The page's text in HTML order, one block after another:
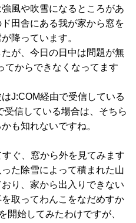
風や吹雪になるところがあ
田舎にある我が家から窓を
降っています。
が、今日の日中は問題が無
てからできなくなってます
J:COM経由で受信している
信している場合は、そちら
も知れないですね。
ぐ、窓から外を見てみます
た除雪によって積まれた山
り、家から出入りできない
取ってわんこをなだめすか
開始してみたわけですが、